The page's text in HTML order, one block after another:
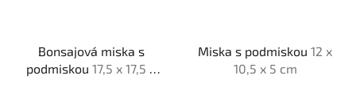
Bonsajová miska s
podmiskou 17,5 x 17,5 x
Miska s podmiskou 12 x
10,5 x 5 cm